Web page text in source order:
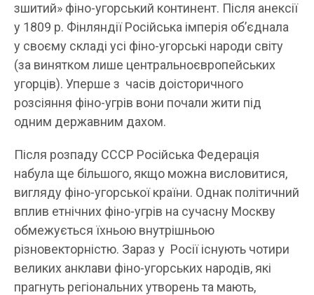
зшитий» фіно-угорський континент. Після анексії
у 1809 р. Фінляндії Російська імперія об’єднала
у своєму складі усі фіно-угорські народи світу
(за винятком лише центральноєвропейських
угорців). Уперше з часів доісторичного
розсіяння фіно-угрів вони почали жити під
одним державним дахом.
Після розпаду СССР Російська Федерація
набула ще більшого, якщо можна висловитися,
вигляду фіно-угорської країни. Однак політичний
вплив етнічних фіно-угрів на сучасну Москву
обмежується їхньою внутрішньою
різновекторністю. Зараз у Росії існують чотири
великих анклави фіно-угорських народів, які
прагнуть регіональних утворень та мають,